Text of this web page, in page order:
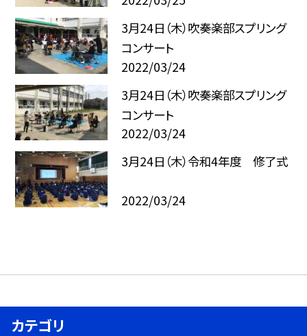
3月24日（木）吹奏楽部スプリング
コンサート
2022/03/24
3月24日（木）吹奏楽部スプリング
コンサート
2022/03/24
3月24日（木）令和4年度 修了式
2022/03/24
カテゴリ